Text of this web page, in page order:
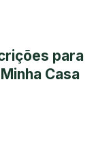
para
Casa